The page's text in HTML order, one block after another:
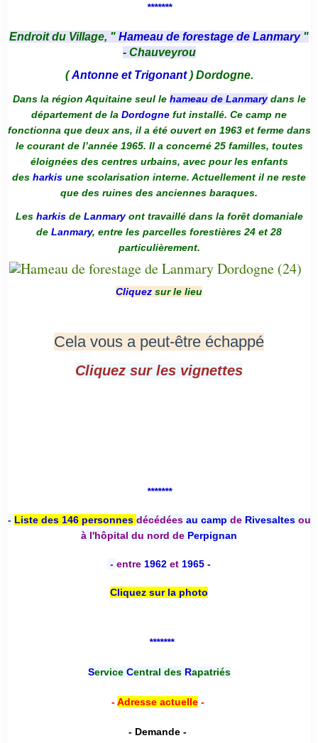
*******
Endroit du Village, " Hameau de forestage de Lanmary "
- Chauveyrou
(Antonne et Trigonant) Dordogne.
Dans la région Aquitaine seul le hameau de Lanmarydans le
département de la Dordogne fut installé. Ce camp ne
fonctionna que deux ans, il a été ouvert en 1963 et ferme dans
le courant de l’année 1965. Il a concerné 25 familles, toutes
éloignées des centres urbains, avec pour les enfants
des harkis une scolarisation interne. Actuellement il ne reste
que des ruines des anciennes baraques.
Les harkis de Lanmaryont travaillé dans la forêt domaniale
de Lanmary, entre les parcelles forestières 24 et 28
particulièrement.
Cliquez sur le lieu
Cela vous a peut-être échappé
Cliquez sur les vignettes
*******
- Liste des 146 personnes décédées au camp deRivesaltesou
à l'hôpital du nord de Perpignan
- entre 1962 et 1965 -
Cliquez sur la photo
*******
Service Central desRapatriés
-Adresse actuelle-
- Demande -